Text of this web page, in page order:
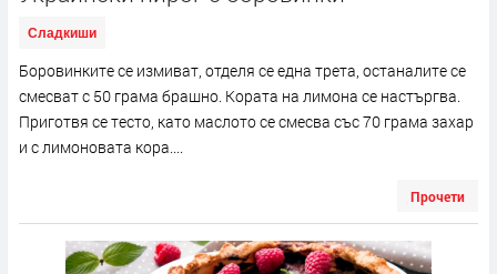
Сладкиши
Боровинките се измиват, отделя се една трета, останалите се
смесват с 50 грама брашно. Кората на лимона се настъргва.
Приготвя се тесто, като маслото се смесва със 70 грама захар
и с лимоновата кора....
Прочети